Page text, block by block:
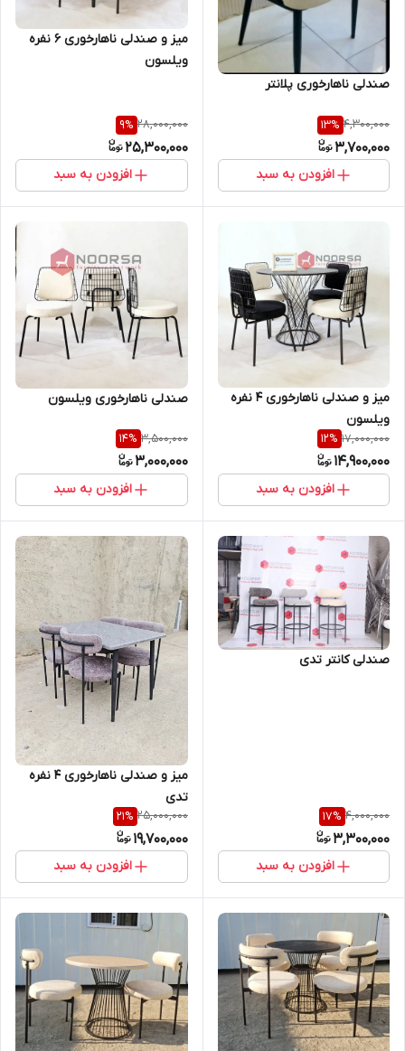
صندلی ناهارخوری پلانتر
4,300,000
13%
3,700,000
افزودن به سبد
میز و صندلی ناهارخوری 6 نفره
ویلسون
28,000,000
9%
25,300,000
افزودن به سبد
میز و صندلی ناهارخوری 4 نفره
ویلسون
17,000,000
12%
14,900,000
افزودن به سبد
صندلی ناهارخوری ویلسون
3,500,000
14%
3,000,000
افزودن به سبد
صندلی کانتر تدی
4,000,000
17%
3,300,000
افزودن به سبد
میز و صندلی ناهارخوری 4 نفره
تدی
25,000,000
21%
19,700,000
افزودن به سبد